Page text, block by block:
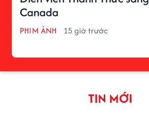
Canada
PHIM ẢNH 15 giờ trước
TIN MỚI